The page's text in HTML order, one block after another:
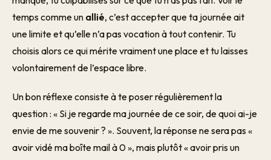
temps comme un allié, c’est accepter que ta journée ait
une limite et qu’elle n’a pas vocation à tout contenir. Tu
choisis alors ce qui mérite vraiment une place et tu laisses
volontairement de l’espace libre.
Un bon réflexe consiste à te poser régulièrement la
question : « Si je regarde ma journée de ce soir, de quoi ai-je
envie de me souvenir ? ». Souvent, la réponse ne sera pas «
avoir vidé ma boîte mail à 0 », mais plutôt « avoir pris un